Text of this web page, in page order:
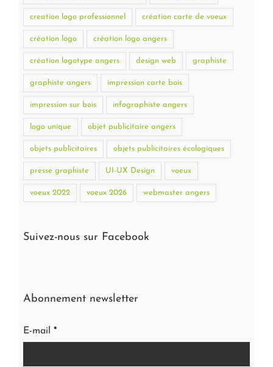
creation logo professionnel création carte de voeux
création logo création logo angers
création logotype angers design web graphiste
graphiste angers impression carte bois
impression sur bois infographiste angers
logo unique objet publicitaire angers
objets publicitaires objets publicitaires écologiques
presse graphiste UI-UX Design voeux
voeux 2022 voeux 2026 webmaster angers
Suivez-nous sur Facebook
Abonnement newsletter
E-mail *